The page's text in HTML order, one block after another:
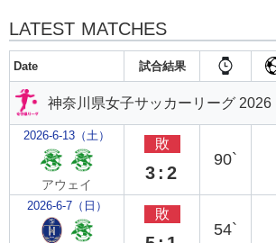
LATEST MATCHES
Date 試合結果
神奈川県女子サッカーリーグ 2026
2026-6-13（土）
アウェイ
敗
3:2
90`
2026-6-7（日）
敗
54`